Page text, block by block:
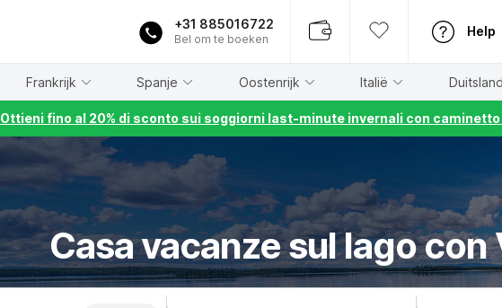
+31 885016722
Bel om te boeken
Help
Frankrijk Spanje Oostenrijk Italië Duitsland
Ottieni fino al 20% di sconto sui soggiorni last-minute invernali con
Casa vacanze sul lago con